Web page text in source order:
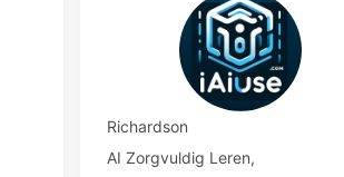
Richardson
AI Zorgvuldig Leren,